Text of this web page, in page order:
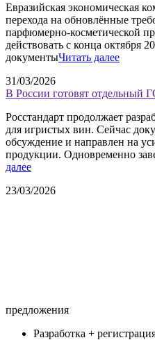
Евразийская экономическая
перехода на обновлённые
парфюмерно-косметической
действовать с конца октября
документыЧитать далее
31/03/2026
В России готовят отдельный
Росстандарт продолжает
для игристых вин. Сейчас
обсуждение и направлен на
продукции. Одновременно
далее
23/03/2026
предложения
Разработка +